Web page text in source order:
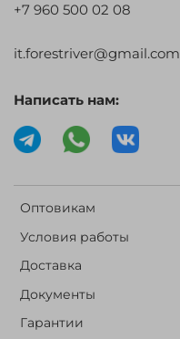
Оптовикам
Условия работы
Доставка
Документы
Гарантии
+7 960 500 02 08
it.forestriver@gmail.com
Написать нам: